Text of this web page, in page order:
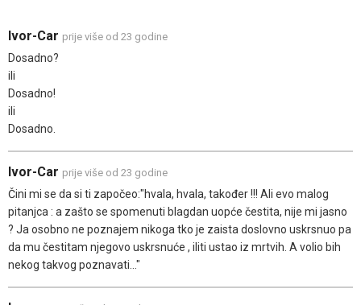
Ivor-Car prije više od 23 godine
Dosadno?
ili
Dosadno!
ili
Dosadno.
Ivor-Car prije više od 23 godine
Čini mi se da si ti započeo:"hvala, hvala, također !!! Ali evo malog
pitanjca : a zašto se spomenuti blagdan uopće čestita, nije mi jasno
? Ja osobno ne poznajem nikoga tko je zaista doslovno uskrsnuo pa
da mu čestitam njegovo uskrsnuće , iliti ustao iz mrtvih. A volio bih
nekog takvog poznavati..."